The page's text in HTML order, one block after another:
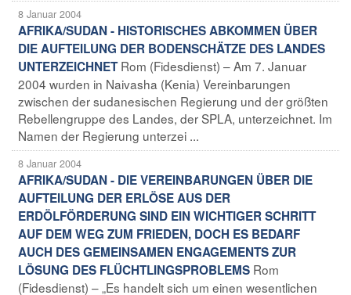
8 Januar 2004
AFRIKA/SUDAN - HISTORISCHES ABKOMMEN ÜBER
DIE AUFTEILUNG DER BODENSCHÄTZE DES LANDES
UNTERZEICHNET Rom (Fidesdienst) – Am 7. Januar
2004 wurden in Naivasha (Kenia) Vereinbarungen
zwischen der sudanesischen Regierung und der größten
Rebellengruppe des Landes, der SPLA, unterzeichnet. Im
Namen der Regierung unterzei ...
8 Januar 2004
AFRIKA/SUDAN - DIE VEREINBARUNGEN ÜBER DIE
AUFTEILUNG DER ERLÖSE AUS DER
ERDÖLFÖRDERUNG SIND EIN WICHTIGER SCHRITT
AUF DEM WEG ZUM FRIEDEN, DOCH ES BEDARF
AUCH DES GEMEINSAMEN ENGAGEMENTS ZUR
LÖSUNG DES FLÜCHTLINGSPROBLEMS Rom
(Fidesdienst) – „Es handelt sich um einen wesentlichen